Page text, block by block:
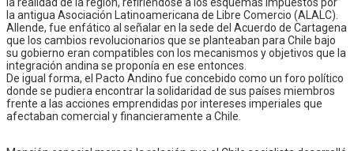
la antigua Asociación Latinoamericana de Libre Comercio (ALALC).
Allende, fue enfático al señalar en la sede del Acuerdo de Cartagena
que los cambios revolucionarios que se planteaban para Chile bajo
su gobierno eran compatibles con los mecanismos y objetivos que la
integración andina se proponía en ese entonces.
De igual forma, el Pacto Andino fue concebido como un foro político
donde se pudiera encontrar la solidaridad de sus países miembros
frente a las acciones emprendidas por intereses imperiales que
afectaban comercial y financieramente a Chile.